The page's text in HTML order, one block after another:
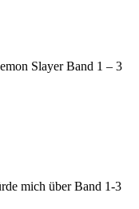
Slayer Band 1 – 3
mich über Band 1-3